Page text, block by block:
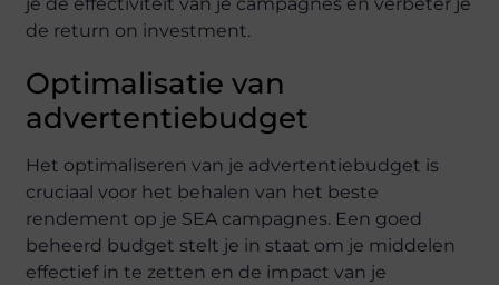
de return on investment.
Optimalisatie van
advertentiebudget
Het optimaliseren van je advertentiebudget is
cruciaal voor het behalen van het beste
rendement op je SEA campagnes. Een goed
beheerd budget stelt je in staat om je middelen
effectief in te zetten en de impact van je